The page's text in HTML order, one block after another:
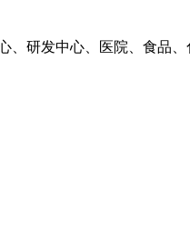
研发中心、医院、食品